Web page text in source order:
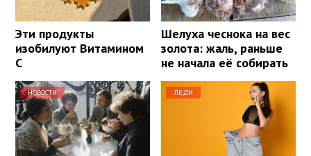
Эти продукты
изобилуют Витамином
С
Шелуха чеснока на вес
золота: жаль, раньше
не начала её собирать
НОВОСТИ ЛЕДИ